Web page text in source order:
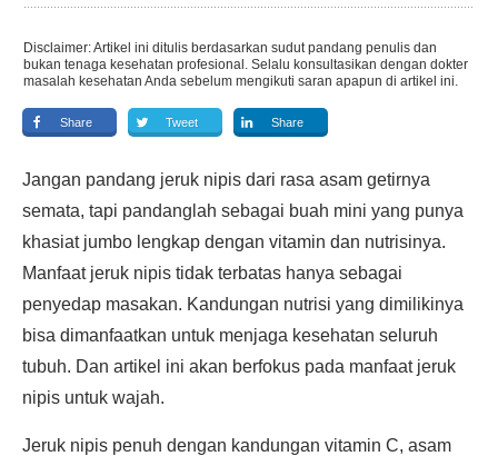
Disclaimer: Artikel ini ditulis berdasarkan sudut pandang penulis dan
bukan tenaga kesehatan profesional. Selalu konsultasikan dengan dokter
masalah kesehatan Anda sebelum mengikuti saran apapun di artikel ini.
Share Tweet Share
Jangan pandang jeruk nipis dari rasa asam getirnya
semata, tapi pandanglah sebagai buah mini yang punya
khasiat jumbo lengkap dengan vitamin dan nutrisinya.
Manfaat jeruk nipis tidak terbatas hanya sebagai
penyedap masakan. Kandungan nutrisi yang dimilikinya
bisa dimanfaatkan untuk menjaga kesehatan seluruh
tubuh. Dan artikel ini akan berfokus pada manfaat jeruk
nipis untuk wajah.
Jeruk nipis penuh dengan kandungan vitamin C, asam